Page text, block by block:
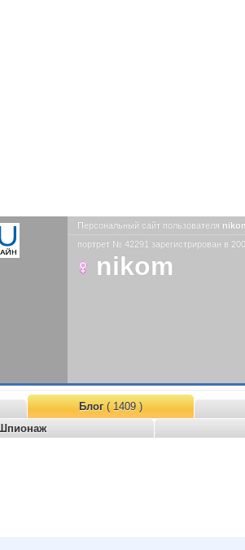
Персональный сайт пользователя
портрет № 42291 зарегистрирован в
nikom
Блог( 1409 )